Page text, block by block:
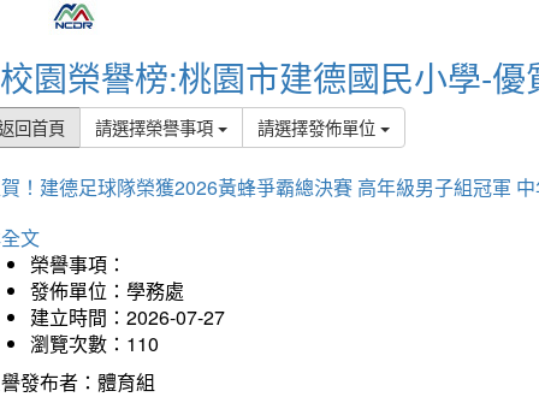
校園榮譽榜:桃園市建德國民小學-優
回首頁 請選擇榮譽事項 請選擇發佈單位
！建德足球隊榮獲2026黃蜂爭霸總決賽 高年級男子組冠軍
文
榮譽事項：
發佈單位：學務處
建立時間：2026-07-27
瀏覽次數：110
發布者：體育組